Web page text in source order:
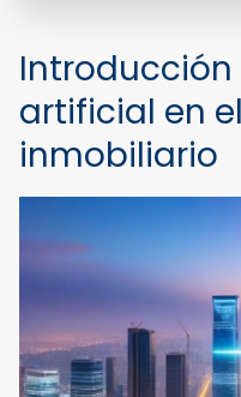
artificial en
inmobiliario